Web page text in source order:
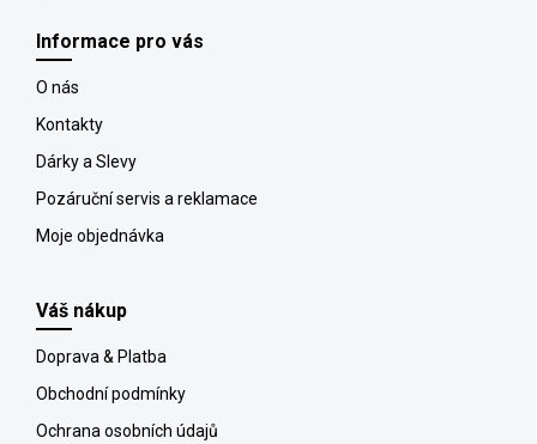
Informace pro vás
O nás
Kontakty
Dárky a Slevy
Pozáruční servis a reklamace
Moje objednávka
Váš nákup
Doprava & Platba
Obchodní podmínky
Ochrana osobních údajů